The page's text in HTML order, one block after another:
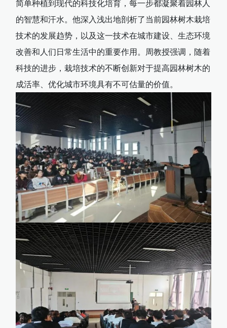
简单种植到现代的科技化培育，每一步都凝聚着园林人
的智慧和汗水。他深入浅出地剖析了当前园林树木栽培
技术的发展趋势，以及这一技术在城市建设、生态环境
改善和人们日常生活中的重要作用。周教授强调，随着
科技的进步，栽培技术的不断创新对于提高园林树木的
成活率、优化城市环境具有不可估量的价值。